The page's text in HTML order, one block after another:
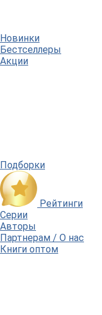
Новинки
Бестселлеры
Акции
Подборки
Рейтинги
Серии
Авторы
Партнерам / О нас
Книги оптом